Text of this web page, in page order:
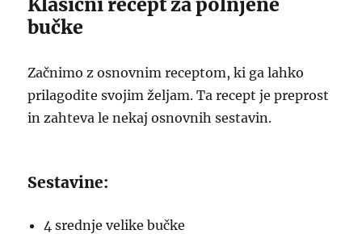
bučke
Začnimo z osnovnim receptom, ki ga lahko
prilagodite svojim željam. Ta recept je preprost
in zahteva le nekaj osnovnih sestavin.
Sestavine:
4 srednje velike bučke